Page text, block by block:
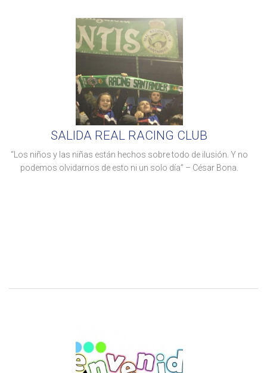
SALIDA REAL RACING CLUB
“Los niños y las niñas están hechos sobre todo de ilusión. Y no
podemos olvidarnos de esto ni un solo día” – César Bona.